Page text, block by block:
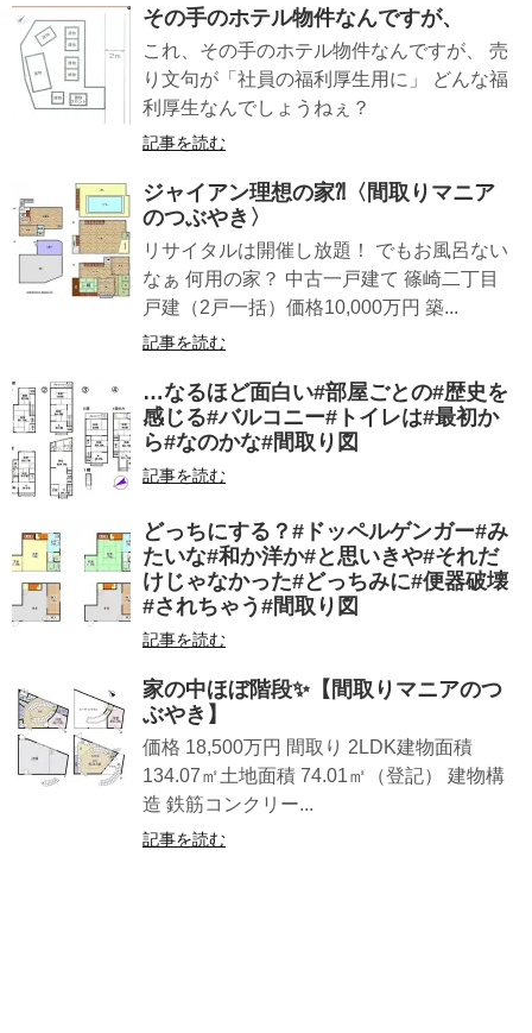
その手のホテル物件なんですが、
これ、その手のホテル物件なんですが、 売
り文句が「社員の福利厚生用に」 どんな福
利厚生なんでしょうねぇ？
記事を読む
ジャイアン理想の家⁈〈間取りマニア
のつぶやき〉
リサイタルは開催し放題！ でもお風呂ない
なぁ 何用の家？ 中古一戸建て 篠崎二丁目
戸建（2戸一括）価格10,000万円 築...
記事を読む
…なるほど面白い#部屋ごとの#歴史を
感じる#バルコニー#トイレは#最初か
ら#なのかな#間取り図
記事を読む
どっちにする？#ドッペルゲンガー#み
たいな#和か洋か#と思いきや#それだ
けじゃなかった#どっちみに#便器破壊
#されちゃう#間取り図
記事を読む
家の中ほぼ階段✨【間取りマニアのつ
ぶやき】
価格 18,500万円 間取り 2LDK建物面積
134.07㎡土地面積 74.01㎡（登記） 建物構
造 鉄筋コンクリー...
記事を読む